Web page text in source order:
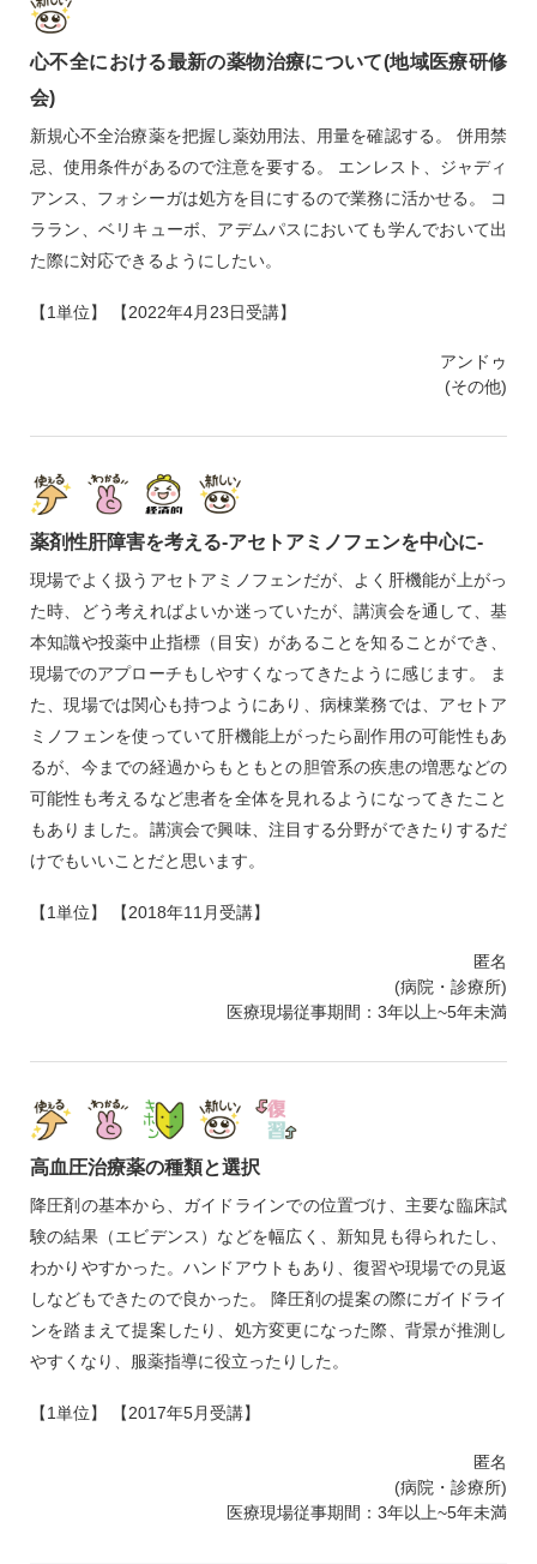
心不全における最新の薬物治療について(地域医療研修
会)
新規心不全治療薬を把握し薬効用法、用量を確認する。 併用禁
忌、使用条件があるので注意を要する。 エンレスト、ジャディ
アンス、フォシーガは処方を目にするので業務に活かせる。 コ
ララン、ベリキューボ、アデムパスにおいても学んでおいて出
た際に対応できるようにしたい。
【1単位】 【2022年4月23日受講】
アンドゥ
(その他)
薬剤性肝障害を考える‐アセトアミノフェンを中心に‐
現場でよく扱うアセトアミノフェンだが、よく肝機能が上がっ
た時、どう考えればよいか迷っていたが、講演会を通して、基
本知識や投薬中止指標（目安）があることを知ることができ、
現場でのアプローチもしやすくなってきたように感じます。 ま
た、現場では関心も持つようにあり、病棟業務では、アセトア
ミノフェンを使っていて肝機能上がったら副作用の可能性もあ
るが、今までの経過からもともとの胆管系の疾患の増悪などの
可能性も考えるなど患者を全体を見れるようになってきたこと
もありました。講演会で興味、注目する分野ができたりするだ
けでもいいことだと思います。
【1単位】 【2018年11月受講】
匿名
(病院・診療所)
医療現場従事期間：3年以上~5年未満
高血圧治療薬の種類と選択
降圧剤の基本から、ガイドラインでの位置づけ、主要な臨床試
験の結果（エビデンス）などを幅広く、新知見も得られたし、
わかりやすかった。ハンドアウトもあり、復習や現場での見返
しなどもできたので良かった。 降圧剤の提案の際にガイドライ
ンを踏まえて提案したり、処方変更になった際、背景が推測し
やすくなり、服薬指導に役立ったりした。
【1単位】 【2017年5月受講】
匿名
(病院・診療所)
医療現場従事期間：3年以上~5年未満